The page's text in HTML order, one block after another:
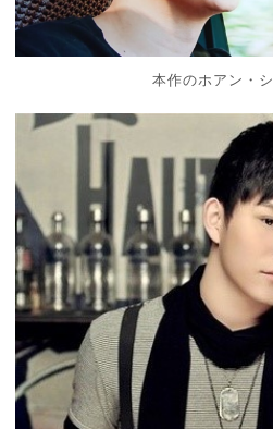
本作のホアン・